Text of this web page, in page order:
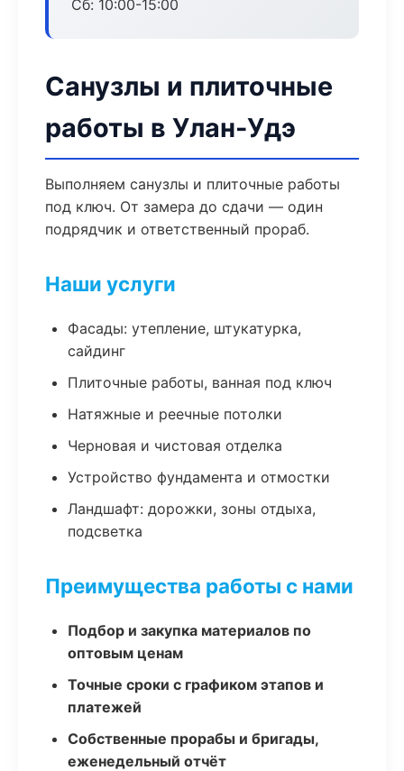
Сб: 10:00-15:00
Санузлы и плиточные
работы в Улан-Удэ
Выполняем санузлы и плиточные работы
под ключ. От замера до сдачи — один
подрядчик и ответственный прораб.
Наши услуги
Фасады: утепление, штукатурка,
сайдинг
Плиточные работы, ванная под ключ
Натяжные и реечные потолки
Черновая и чистовая отделка
Устройство фундамента и отмостки
Ландшафт: дорожки, зоны отдыха,
подсветка
Преимущества работы с нами
Подбор и закупка материалов по
оптовым ценам
Точные сроки с графиком этапов и
платежей
Собственные прорабы и бригады,
еженедельный отчёт